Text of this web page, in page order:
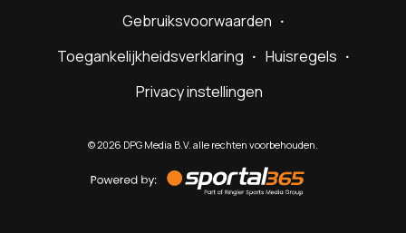
Gebruiksvoorwaarden
Toegankelijkheidsverklaring
Huisregels
Privacy instellingen
©2026 DPG Media B.V. alle rechten voorbehouden.
by
Sportal365